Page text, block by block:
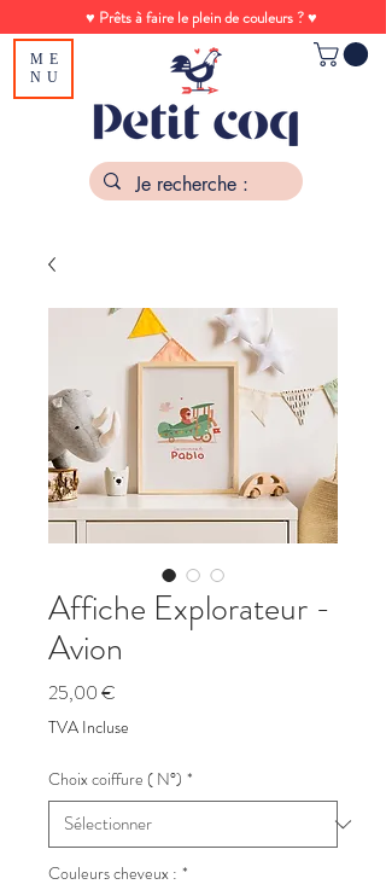
♥ Prêts à faire le plein de couleurs ? ♥
ME
NU
Affiche Explorateur -
Avion
25,00 €
TVA Incluse
Choix coiffure ( N°) *
Couleurs cheveux : *